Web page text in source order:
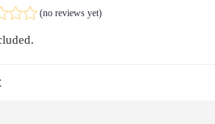
(no reviews yet)